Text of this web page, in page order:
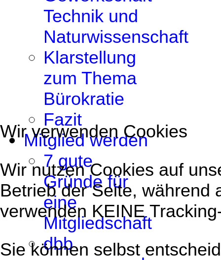
Technik und
Naturwissenschaft
Klarstellung
zum Thema
Bürokratie
Fazit
Mitglied werden
7 gute
Gründe für
eine
Mitgliedschaft
dbb
Wir verwenden Cookies
Wir nutzen Cookies auf
Betrieb der Seite, während
verwenden KEINE
Sie können selbst